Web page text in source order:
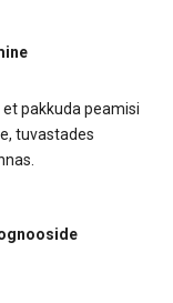
pakkuda peamisi
tuvastades